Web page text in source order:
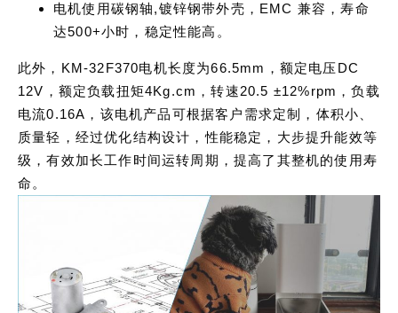
电机使用碳钢轴,镀锌钢带外壳，EMC 兼容，寿命
达500+小时，稳定性能高。
此外，KM-32F370电机长度为66.5mm，额定电压DC
12V，额定负载扭矩4Kg.cm，转速20.5 ±12%rpm，负载
电流0.16A，该电机产品可根据客户需求定制，体积小、
质量轻，经过优化结构设计，性能稳定，大步提升能效等
级，有效加长工作时间运转周期，提高了其整机的使用寿
命。